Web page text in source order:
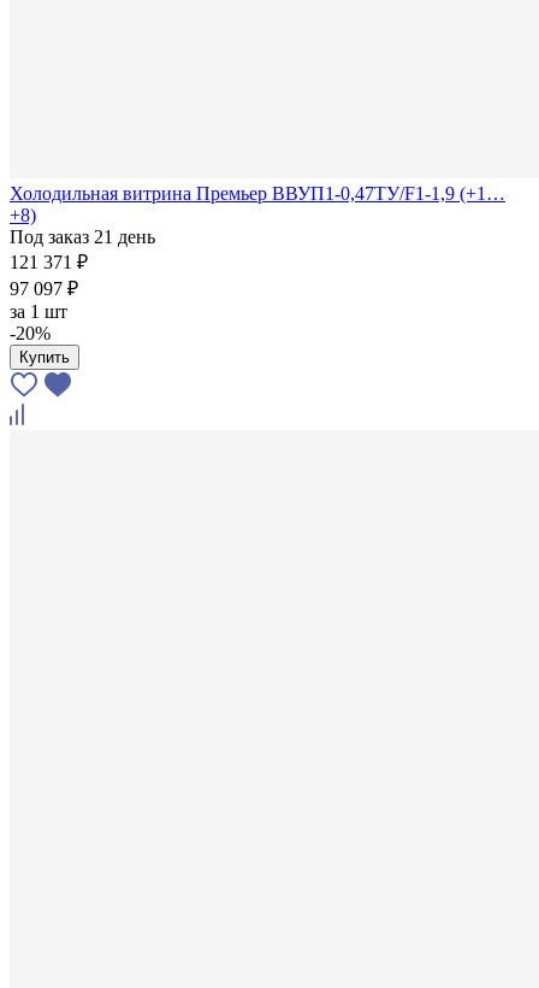
Холодильная витрина Премьер ВВУП1-0,47ТУ/F1-1,9 (+1…
+8)
Под заказ 21 день
121 371 ₽
97 097 ₽
за 1 шт
-20%
Купить